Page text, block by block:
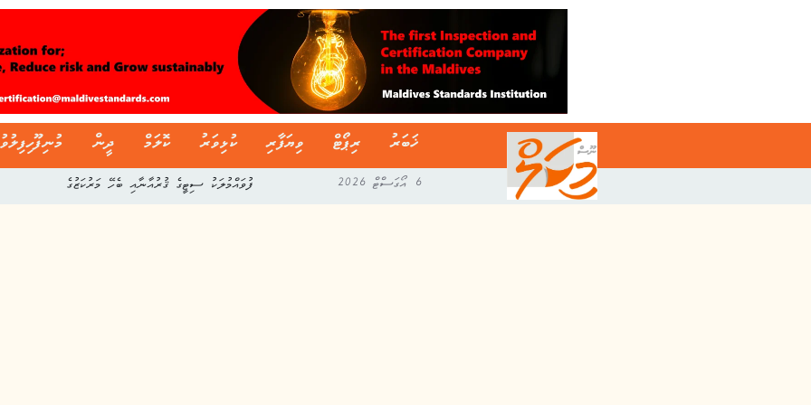
ޚަބަރު ރިޕޯޓް ވިޔަފާރި ކުޅިވަރު ކޮލަމް ދީން
6 އޯގަސްޓް 2026 ފުވައްމުލަކު ސިޓީގެ ޤުރުއާނާއި ބެހޭ މަރުކަޒުގެ